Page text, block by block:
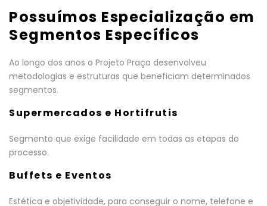
Possuímos Especialização em
Segmentos Específicos
Ao longo dos anos o Projeto Praça desenvolveu
metodologias e estruturas que beneficiam determinados
segmentos.
Supermercados e Hortifrutis
Segmento que exige facilidade em todas as etapas do
processo.
Buffets e Eventos
Estética e objetividade, para conseguir o nome, telefone e